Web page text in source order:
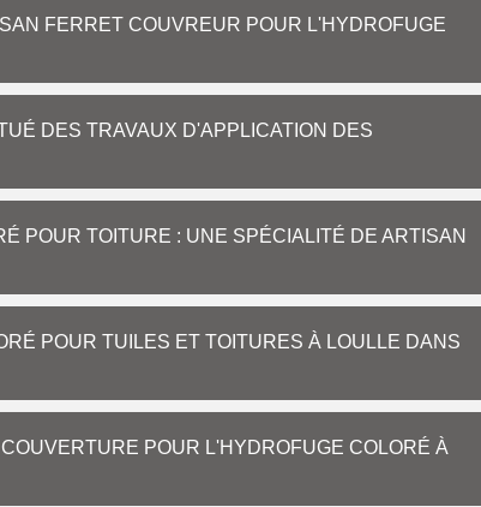
FERRET COUVREUR POUR L'HYDROFUGE
DES TRAVAUX D'APPLICATION DES
POUR TOITURE : UNE SPÉCIALITÉ DE ARTISAN
POUR TUILES ET TOITURES À LOULLE DANS
POUR L'HYDROFUGE COLORÉ À